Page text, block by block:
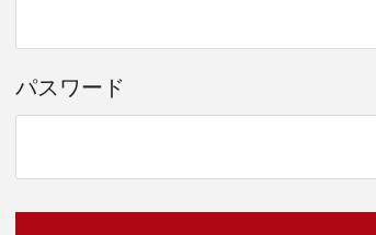
パスワード